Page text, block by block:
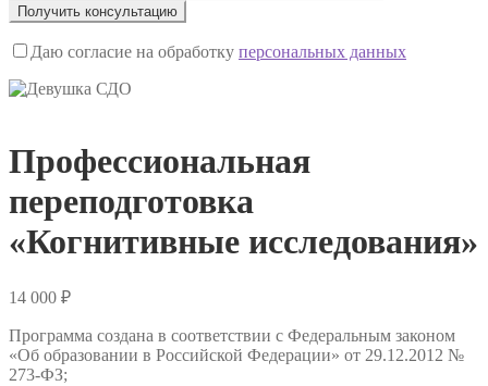
Даю согласие на обработку персональных данных
Профессиональная
переподготовка
«Когнитивные исследования»
14 000 ₽
Программа создана в соответствии с Федеральным законом
«Об образовании в Российской Федерации» от 29.12.2012 №
273-ФЗ;